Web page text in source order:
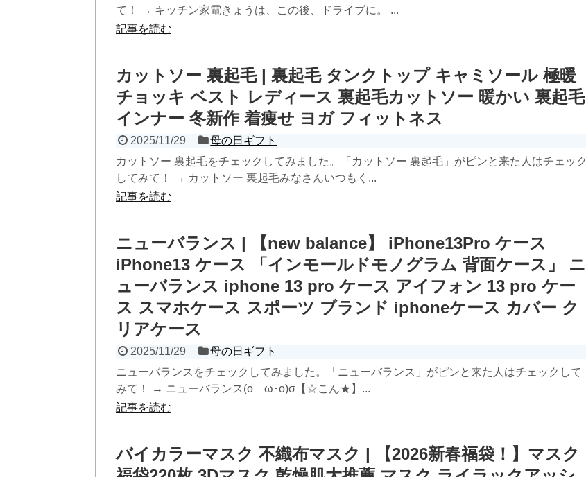
て！ → キッチン家電きょうは、この後、ドライブに。 ...
記事を読む
カットソー 裏起毛 | 裏起毛 タンクトップ キャミソール 極暖
チョッキ ベスト レディース 裏起毛カットソー 暖かい 裏起毛
インナー 冬新作 着痩せ ヨガ フィットネス
2025/11/29
母の日ギフト
カットソー 裏起毛をチェックしてみました。「カットソー 裏起毛」がピンと来た人はチェック
してみて！ → カットソー 裏起毛みなさんいつもく...
記事を読む
ニューバランス | 【new balance】 iPhone13Pro ケース
iPhone13 ケース 「インモールドモノグラム 背面ケース」 ニ
ューバランス iphone 13 pro ケース アイフォン 13 pro ケー
ス スマホケース スポーツ ブランド iphoneケース カバー ク
リアケース
2025/11/29
母の日ギフト
ニューバランスをチェックしてみました。「ニューバランス」がピンと来た人はチェックして
みて！ → ニューバランス(oゝω･o)σ【☆こん★】...
記事を読む
バイカラーマスク 不織布マスク | 【2026新春福袋！】マスク